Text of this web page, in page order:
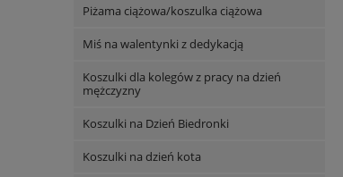
Piżama ciążowa/koszulka ciążowa
Miś na walentynki z dedykacją
Koszulki dla kolegów z pracy na dzień
mężczyzny
Koszulki na Dzień Biedronki
Koszulki na dzień kota